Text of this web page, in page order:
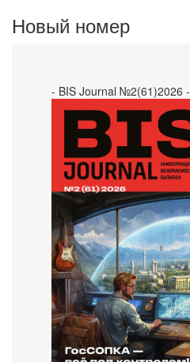
Новый номер
- BIS Journal №2(61)2026 -